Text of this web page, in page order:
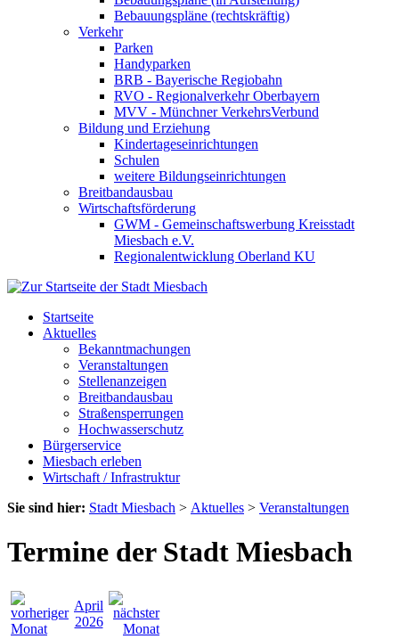
Bebauungspläne (rechtskräftig)
Verkehr
Parken
Handyparken
BRB - Bayerische Regiobahn
RVO - Regionalverkehr Oberbayern
MVV - Münchner VerkehrsVerbund
Bildung und Erziehung
Kindertageseinrichtungen
Schulen
weitere Bildungseinrichtungen
Breitbandausbau
Wirtschaftsförderung
GWM - Gemeinschaftswerbung Kreisstadt
Miesbach e.V.
Regionalentwicklung Oberland KU
Startseite
Aktuelles
Bekanntmachungen
Veranstaltungen
Stellenanzeigen
Breitbandausbau
Straßensperrungen
Hochwasserschutz
Bürgerservice
Miesbach erleben
Wirtschaft / Infrastruktur
Sie sind hier: Stadt Miesbach > Aktuelles > Veranstaltungen
Termine der Stadt Miesbach
April
2026